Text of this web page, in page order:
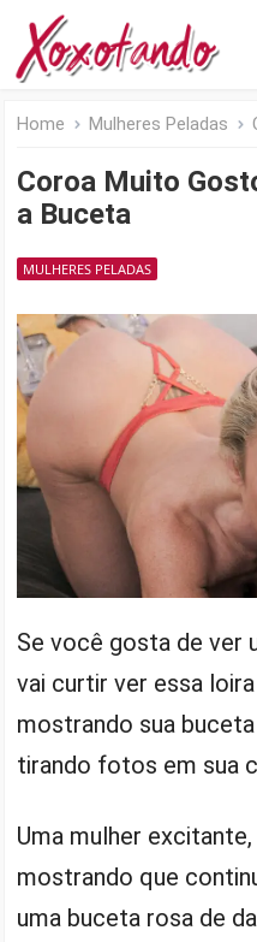
Home Mulheres Peladas
Coroa Muito
a Buceta
MULHERES PELADAS
Se você gosta de ver
vai curtir ver essa
mostrando sua
tirando fotos em sua
Uma mulher
mostrando que
uma buceta rosa de